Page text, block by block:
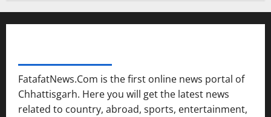
FatafatNews.Com is the first online news portal of
Chhattisgarh. Here you will get the latest news
related to country, abroad, sports, entertainment,